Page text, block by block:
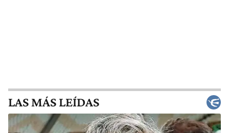
LAS MÁS LEÍDAS